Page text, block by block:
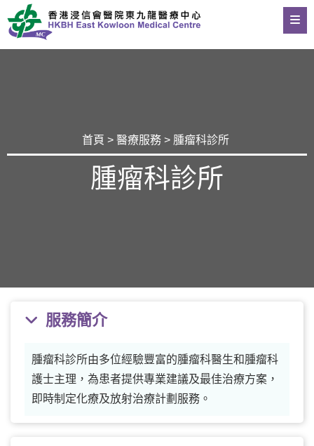
首頁 > 醫療服務> 腫瘤科診所
腫瘤科診所
服務簡介
腫瘤科診所由多位經驗豐富的腫瘤科醫生和腫瘤科
護士主理，為患者提供專業建議及最佳治療方案，
即時制定化療及放射治療計劃服務。